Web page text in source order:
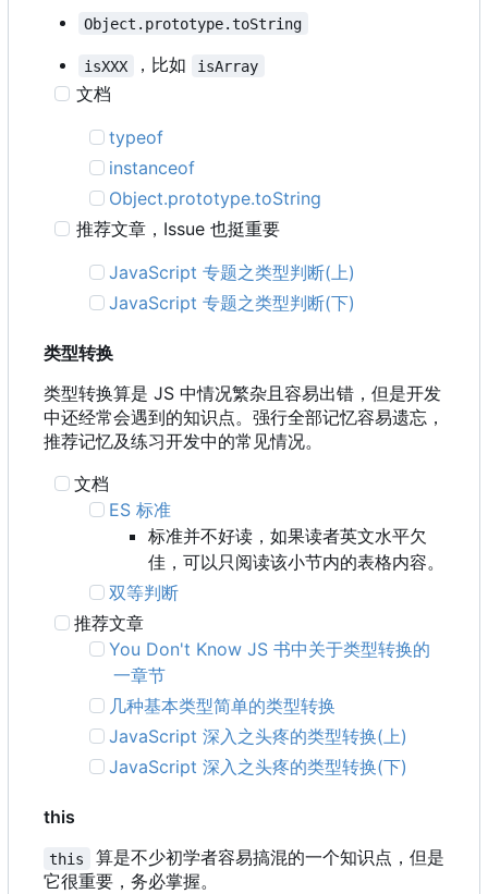
Object.prototype.toString
isXXX ，比如 isArray
文档
typeof
instanceof
Object.prototype.toString
推荐文章 ， Issue 也挺重要
JavaScript 专题之类型判断(上)
JavaScript 专题之类型判断(下)
类型转换
类型转换算是 JS 中情况繁杂且容易出错，但是开发
中还经常会遇到的知识点。强行全部记忆容易遗忘，
推荐记忆及练习开发中的常见情况。
文档
ES 标准
标准并不好读，如果读者英文水平欠
佳，可以只阅读该小节内的表格内容。
双等判断
推荐文章
You Don't Know JS 书中关于类型转换的
一章节
几种基本类型简单的类型转换
JavaScript 深入之头疼的类型转换(上)
JavaScript 深入之头疼的类型转换(下)
this
this
算是不少初学者容易搞混的一个知识点，但是
它很重要，务必掌握。